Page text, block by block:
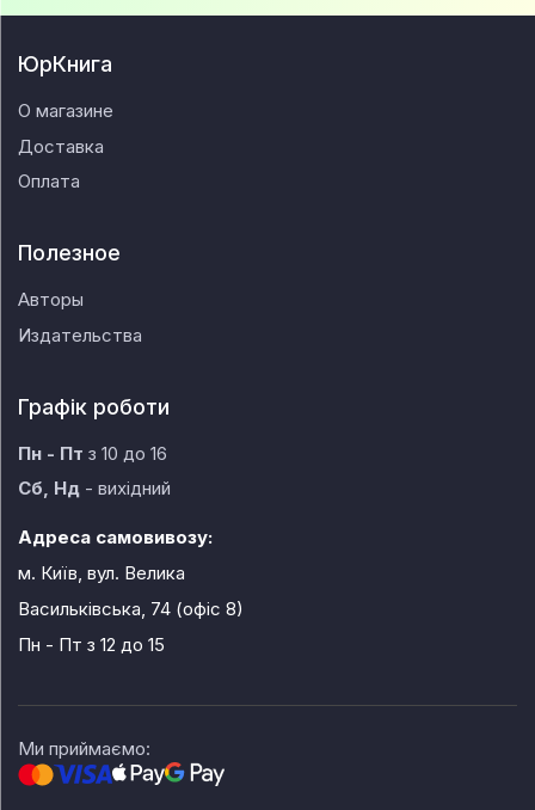
ЮрКнига
О магазине
Доставка
Оплата
Полезное
Авторы
Издательства
Графік роботи
Пн - Пт з 10 до 16
Сб, Нд - вихідний
Адреса самовивозу:
м. Київ, вул. Велика
Васильківська, 74 (офіс 8)
Пн - Пт з 12 до 15
Ми приймаємо: